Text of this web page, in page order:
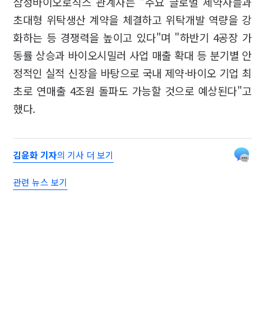
초대형 위탁생산 계약을 체결하고 위탁개발 역량을 강
화하는 등 경쟁력을 높이고 있다"며 "하반기 4공장 가
동률 상승과 바이오시밀러 사업 매출 확대 등 분기별 안
정적인 실적 신장을 바탕으로 국내 제약·바이오 기업 최
초로 연매출 4조원 돌파도 가능할 것으로 예상된다"고
했다.
김윤화 기자의 기사 더 보기
관련 뉴스 보기